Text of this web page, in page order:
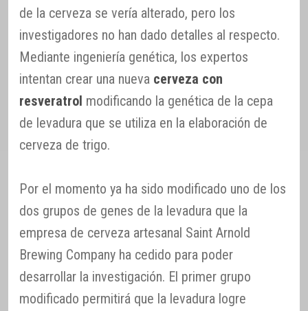
de la cerveza se vería alterado, pero los
investigadores no han dado detalles al respecto.
Mediante ingeniería genética, los expertos
intentan crear una nueva cerveza con
resveratrol modificando la genética de la cepa
de levadura que se utiliza en la elaboración de
cerveza de trigo.
Por el momento ya ha sido modificado uno de los
dos grupos de genes de la levadura que la
empresa de cerveza artesanal Saint Arnold
Brewing Company ha cedido para poder
desarrollar la investigación. El primer grupo
modificado permitirá que la levadura logre